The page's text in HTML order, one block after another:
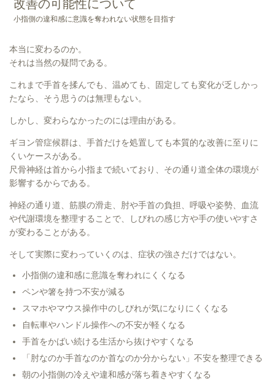
改善の可能性について
小指側の違和感に意識を奪われない状態を目指す
本当に変わるのか。
それは当然の疑問である。
これまで手首を揉んでも、温めても、固定しても変化が乏しかっ
たなら、そう思うのは無理もない。
しかし、変わらなかったのには理由がある。
ギヨン管症候群は、手首だけを処置しても本質的な改善に至りに
くいケースがある。
尺骨神経は首から小指まで続いており、その通り道全体の環境が
影響するからである。
神経の通り道、筋膜の滑走、肘や手首の負担、呼吸や姿勢、血流
や代謝環境を整理することで、しびれの感じ方や手の使いやすさ
が変わることがある。
そして実際に変わっていくのは、症状の強さだけではない。
小指側の違和感に意識を奪われにくくなる
ペンや箸を持つ不安が減る
スマホやマウス操作中のしびれが気になりにくくなる
自転車やハンドル操作への不安が軽くなる
手首をかばい続ける生活から抜けやすくなる
「肘なのか手首なのか首なのか分からない」不安を整理できる
朝の小指側の冷えや違和感が落ち着きやすくなる